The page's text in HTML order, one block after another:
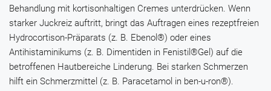
Behandlung mit kortisonhaltigen Cremes unterdrücken. Wenn
starker Juckreiz auftritt, bringt das Auftragen eines rezeptfreien
Hydrocortison-Präparats (z. B. Ebenol®) oder eines
Antihistaminikums (z. B. Dimentiden in Fenistil®Gel) auf die
betroffenen Hautbereiche Linderung. Bei starken Schmerzen
hilft ein Schmerzmittel (z. B. Paracetamol in ben-u-ron®).